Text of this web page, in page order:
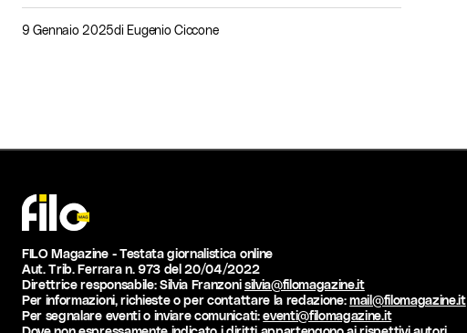
9 Gennaio 2025di Eugenio Ciccone
FILO Magazine - Testata giornalistica online
Aut. Trib. Ferrara n. 973 del 20/04/2022
Direttrice responsabile: Silvia Franzonisilvia@filomagazine.it
Per informazioni, richieste o per contattare la redazione:mail@filomagazine.it
Per segnalare eventi o inviare comunicati:eventi@filomagazine.it